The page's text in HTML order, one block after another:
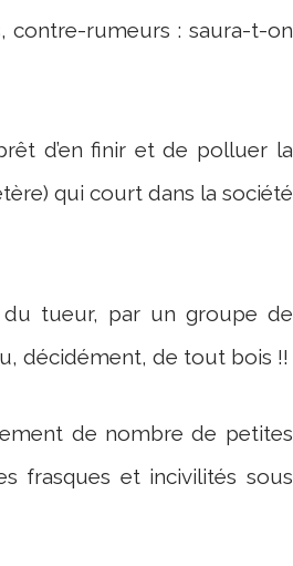
contre-rumeurs : saura-t-on
d’en finir et de polluer la
qui court dans la société
tueur, par un groupe de
décidément, de tout bois !!
de nombre de petites
frasques et incivilités sous